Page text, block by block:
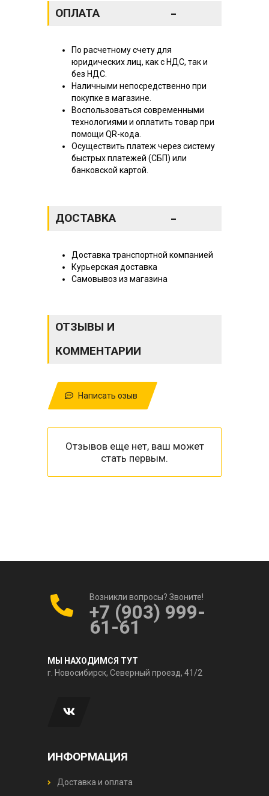
ОПЛАТА -
По расчетному счету для
юридических лиц, как с НДС, так и
без НДС.
Наличными непосредственно при
покупке в магазине.
Воспользоваться современными
технологиями и оплатить товар при
помощи QR-кода.
Осуществить платеж через систему
быстрых платежей (СБП) или
банковской картой.
ДОСТАВКА -
Доставка транспортной компанией
Курьерская доставка
Самовывоз из магазина
ОТЗЫВЫ И
КОММЕНТАРИИ
Написать озыв
Отзывов еще нет, ваш может
стать первым.
Возникли вопросы? Звоните!
+7 (903) 999-
61-61
МЫ НАХОДИМСЯ ТУТ
г. Новосибирск, Северный проезд, 41/2
ИНФОРМАЦИЯ
Доставка и оплата